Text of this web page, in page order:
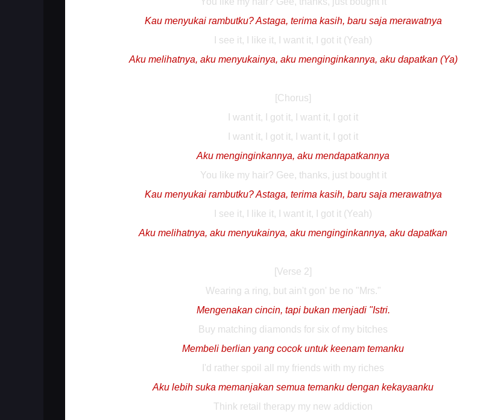
Kau menyukai rambutku? Astaga, terima kasih, baru saja merawatnya
I see it, I like it, I want it, I got it (Yeah)
Aku melihatnya, aku menyukainya, aku menginginkannya, aku dapatkan (Ya)
[Chorus]
I want it, I got it, I want it, I got it
I want it, I got it, I want it, I got it
Aku menginginkannya, aku mendapatkannya
You like my hair? Gee, thanks, just bought it
Kau menyukai rambutku? Astaga, terima kasih, baru saja merawatnya
I see it, I like it, I want it, I got it (Yeah)
Aku melihatnya, aku menyukainya, aku menginginkannya, aku dapatkan
[Verse 2]
Wearing a ring, but ain't gon' be no "Mrs."
Mengenakan cincin, tapi bukan menjadi "Istri.
Buy matching diamonds for six of my bitches
Membeli berlian yang cocok untuk keenam temanku
I'd rather spoil all my friends with my riches
Aku lebih suka memanjakan semua temanku dengan kekayaanku
Think retail therapy my new addiction